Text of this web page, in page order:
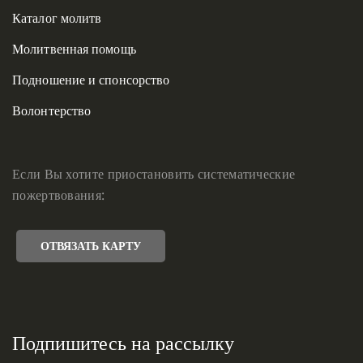
Каталог молитв
Молитвенная помощь
Подношение и спонсорство
Волонтерство
Если Вы хотите приостановить систематические
пожертвования:
ОТВЯЗАТЬ КАРТУ
Подпишитесь на рассылку